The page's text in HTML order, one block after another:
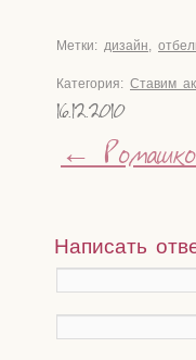
Метки: дизайн,
Категория: Ставим
16.12.2010
←
Написать